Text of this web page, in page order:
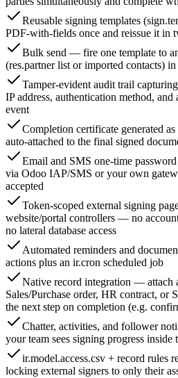
Reusable signing templates
PDF-with-fields once and reissue it in
Bulk send — fire one template to
(res.partner list or imported contacts)
Tamper-evident audit trail
IP address, authentication method,
event
Completion certificate generated
auto-attached to the final signed
Email and SMS one-time
via Odoo IAP/SMS or your own
accepted
Token-scoped external signing
website/portal controllers — no
no lateral database access
Automated reminders and
actions plus an ir.cron scheduled job
Native record integration — attach
Sales/Purchase order, HR contract, or
the next step on completion (e.g.
Chatter, activities, and follower
your team sees signing progress inside
ir.model.access.csv + record rules
locking external signers to only their